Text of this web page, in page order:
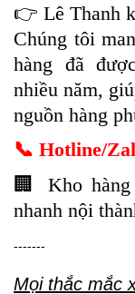
👉 Lê Thanh
Chúng tôi
hàng đã
nhiều năm,
nguồn hàng
📞 Hotline/
🏢 Kho
nhanh nội
-------
Mọi thắc mắc